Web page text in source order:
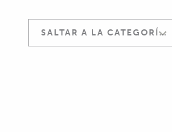
SALTAR A LA CATEGORÍA: